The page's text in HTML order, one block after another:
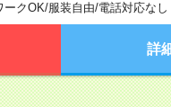
ークOK/服装自由/電話対応なし
詳